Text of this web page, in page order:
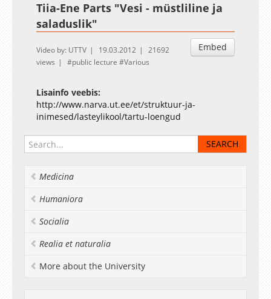
Tiia-Ene Parts "Vesi - müstliline ja
saladuslik"
Embed
Video by: UTTV 19.03.2012
21692
views
public lecture Various
Lisainfo veebis:
http://www.narva.ut.ee/et/struktuur-ja-
inimesed/lasteylikool/tartu-loengud
Medicina
Humaniora
Socialia
Realia et naturalia
More about the University